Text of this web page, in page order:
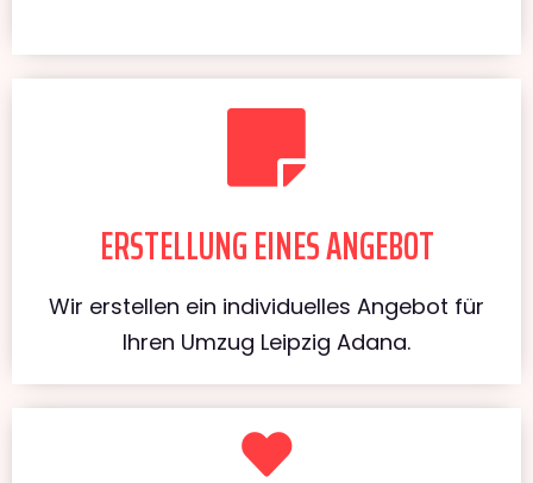
ERSTELLUNG EINES ANGEBOT
Wir erstellen ein individuelles Angebot für
Ihren Umzug Leipzig Adana.